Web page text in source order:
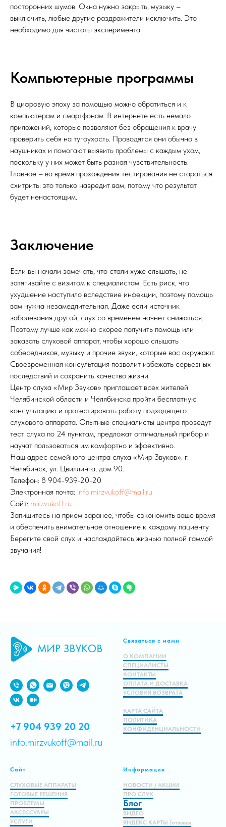
посторонних шумов. Окна нужно закрыть, музыку –
выключить, любые другие раздражители исключить. Это
необходимо для чистоты эксперимента.
Компьютерные программы
В цифровую эпоху за помощью можно обратиться и к
компьютерам и смартфонам. В интернете есть немало
приложений, которые позволяют без обращения к врачу
проверить себя на тугоухость. Проводятся они обычно в
наушниках и помогают выявить проблемы с каждым ухом,
поскольку у них может быть разная чувствительность.
Главное – во время прохождения тестирования не стараться
схитрить: это только навредит вам, потому что результат
будет ненастоящим.
Заключение
Если вы начали замечать, что стали хуже слышать, не
затягивайте с визитом к специалистам. Есть риск, что
ухудшение наступило вследствие инфекции, поэтому помощь
вам нужна незамедлительная. Даже если источник
заболевания другой, слух со временем начнет снижаться.
Поэтому лучше как можно скорее получить помощь или
заказать слуховой аппарат, чтобы хорошо слышать
собеседников, музыку и прочие звуки, которые вас окружают.
Своевременная консультация позволит избежать серьезных
последствий и сохранить качество жизни.
Центр слуха «Мир Звуков» приглашает всех жителей
Челябинской области и Челябинска пройти бесплатную
консультацию и протестировать работу подходящего
слухового аппарата. Опытные специалисты центра проведут
тест слуха по 24 пунктам, предложат оптимальный прибор и
научат пользоваться им комфортно и эффективно.
Наш адрес семейного центра слуха «Мир Звуков»: г.
Челябинск, ул. Цвиллинга, дом 90.
Телефон: 8 904-939-20-20
Электронная почта: info.mirzvukoff@mail.ru
Сайт: mirzvukoff.ru
Запишитесь на прием заранее, чтобы сэкономить ваше время
и обеспечить внимательное отношение к каждому пациенту.
Берегите свой слух и наслаждайтесь жизнью полной гаммой
звучания!
+7 904 939 20 20
info.mirzvukoff@mail.ru
Связаться с нами
О КОМПАНИИ
СПЕЦИАЛИСТЫ
КОНТАКТЫ
ОПЛАТА И ДОСТАВКА
УСЛОВИЯ ВОЗВРАТА
КАРТА САЙТА
ПОЛИТИКА
КОНФИДЕНЦИАЛЬНОСТИ
Сайт
СЛУХОВЫЕ АППАРАТЫ
ГОТОВЫЕ РЕШЕНИЯ
ПРОБЛЕМЫ
АКСЕССУАРЫ
УСЛУГИ
Информация
НОВОСТИ / АКЦИИ
ПРО СЛУХ
Блог
ВИДЕО
ЯНДЕКС КАРТЫ (отзывы